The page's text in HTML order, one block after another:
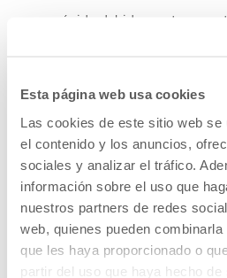
Esta página web usa cookies
Las cookies de este sitio web se
el contenido y los anuncios,
sociales y analizar el tráfico.
información sobre el uso que
nuestros partners de redes
web, quienes pueden
que les haya proporcionado o
partir del uso que haya hecho de
rápida debido a estos
de sus clientes sufrieron
operaciones de la
debido al aumento
El arquitecto empresarial
reconociendo la
y sólido, se embarcó en